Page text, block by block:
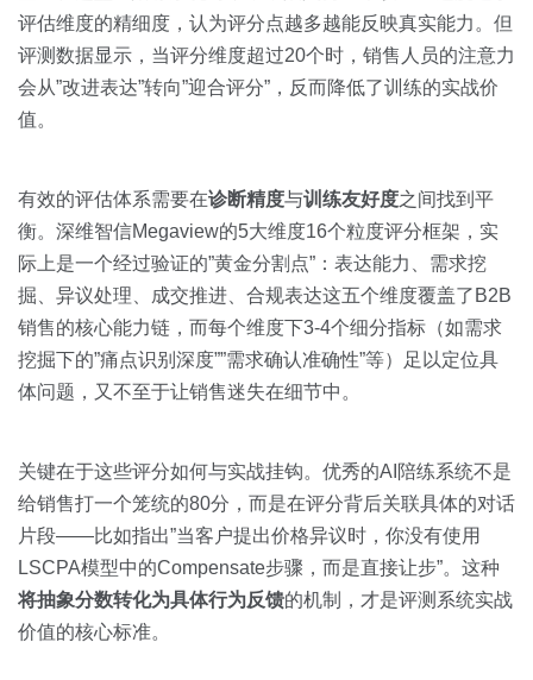
评估维度的精细度，认为评分点越多越能反映真实能力。但
评测数据显示，当评分维度超过20个时，销售人员的注意力
会从”改进表达”转向”迎合评分”，反而降低了训练的实战价
值。
有效的评估体系需要在诊断精度与训练友好度之间找到平
衡。深维智信Megaview的5大维度16个粒度评分框架，实
际上是一个经过验证的”黄金分割点”：表达能力、需求挖
掘、异议处理、成交推进、合规表达这五个维度覆盖了B2B
销售的核心能力链，而每个维度下3-4个细分指标（如需求
挖掘下的”痛点识别深度””需求确认准确性”等）足以定位具
体问题，又不至于让销售迷失在细节中。
关键在于这些评分如何与实战挂钩。优秀的AI陪练系统不是
给销售打一个笼统的80分，而是在评分背后关联具体的对话
片段——比如指出”当客户提出价格异议时，你没有使用
LSCPA模型中的Compensate步骤，而是直接让步”。这种
将抽象分数转化为具体行为反馈的机制，才是评测系统实战
价值的核心标准。